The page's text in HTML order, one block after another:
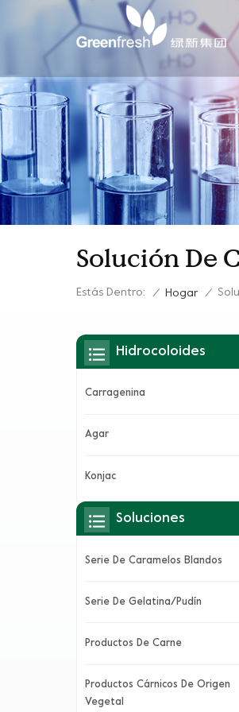
Solución De
Estás Dentro: / Hogar /
Hidrocoloides
Carragenina
Agar
Konjac
Soluciones
Serie De Caramelos Blandos
Serie De Gelatina/pudín
Productos De Carne
Productos Cárnicos De Origen
Vegetal